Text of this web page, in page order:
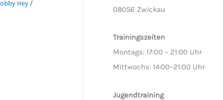
Hey /
08056 Zwickau
Trainingszeiten
Montags: 17:00 – 21:00 Uhr
Mittwochs: 14:00–21:00 Uhr
Jugendtraining